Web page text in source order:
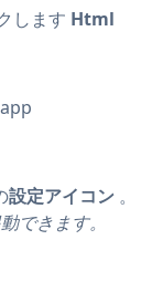
します Html
設定アイコン 。
できます。